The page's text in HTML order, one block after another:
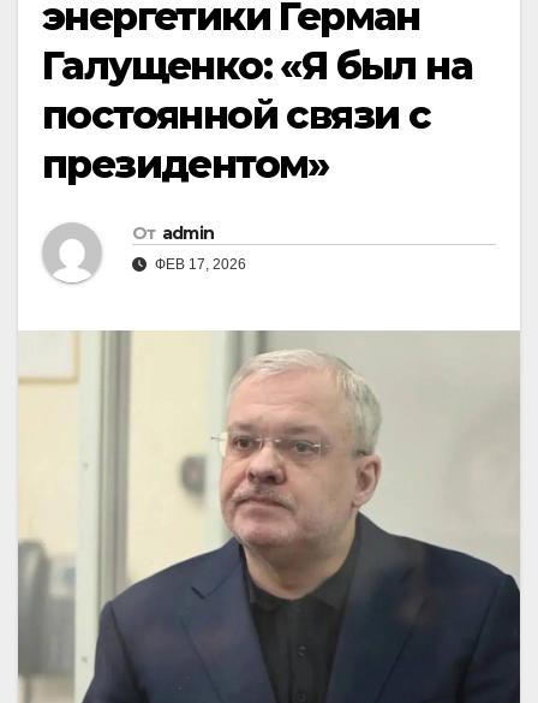
энергетики Герман
Галущенко: «Я был на
постоянной связи с
президентом»
От admin
ФЕВ 17, 2026